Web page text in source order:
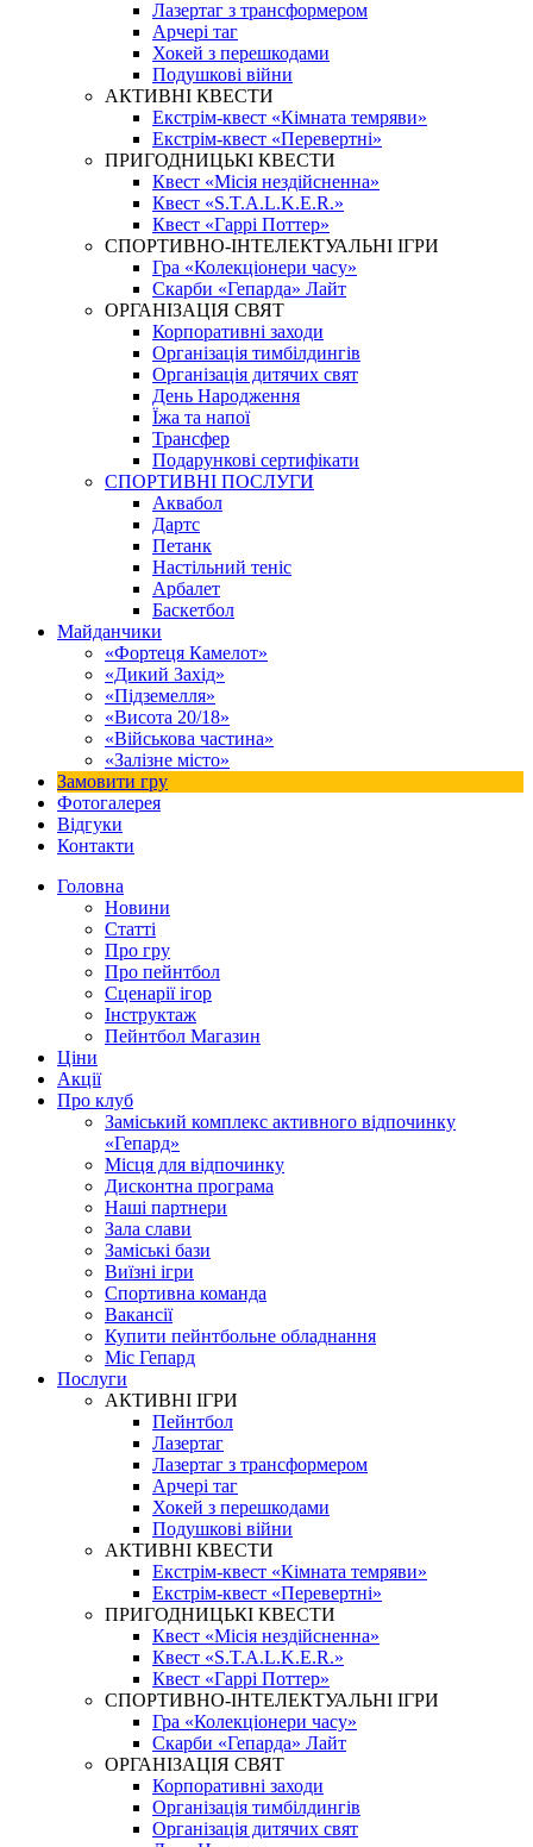
Лазертаг з трансформером
Арчері таг
Хокей з перешкодами
Подушкові війни
АКТИВНІ КВЕСТИ
Екстрім-квест «Кімната темряви»
Екстрім-квест «Перевертні»
ПРИГОДНИЦЬКІ КВЕСТИ
Квест «Місія нездійсненна»
Квест «S.T.A.L.K.E.R.»
Квест «Гаррі Поттер»
СПОРТИВНО-ІНТЕЛЕКТУАЛЬНІ ІГРИ
Гра «Колекціонери часу»
Скарби «Гепарда» Лайт
ОРГАНІЗАЦІЯ СВЯТ
Корпоративні заходи
Організація тимбілдингів
Організація дитячих свят
День Народження
Їжа та напої
Трансфер
Подарункові сертифікати
СПОРТИВНІ ПОСЛУГИ
Аквабол
Дартс
Петанк
Настільний теніс
Арбалет
Баскетбол
Майданчики
«Фортеця Камелот»
«Дикий Захід»
«Підземелля»
«Висота 20/18»
«Військова частина»
«Залізне місто»
Замовити гру
Фотогалерея
Відгуки
Контакти
Головна
Новини
Статті
Про гру
Про пейнтбол
Сценарії ігор
Інструктаж
Пейнтбол Магазин
Ціни
Акції
Про клуб
Заміський комплекс активного відпочинку
«Гепард»
Місця для відпочинку
Дисконтна програма
Наші партнери
Зала слави
Заміські бази
Виїзні ігри
Спортивна команда
Вакансії
Купити пейнтбольне обладнання
Міс Гепард
Послуги
АКТИВНІ ІГРИ
Пейнтбол
Лазертаг
Лазертаг з трансформером
Арчері таг
Хокей з перешкодами
Подушкові війни
АКТИВНІ КВЕСТИ
Екстрім-квест «Кімната темряви»
Екстрім-квест «Перевертні»
ПРИГОДНИЦЬКІ КВЕСТИ
Квест «Місія нездійсненна»
Квест «S.T.A.L.K.E.R.»
Квест «Гаррі Поттер»
СПОРТИВНО-ІНТЕЛЕКТУАЛЬНІ ІГРИ
Гра «Колекціонери часу»
Скарби «Гепарда» Лайт
ОРГАНІЗАЦІЯ СВЯТ
Корпоративні заходи
Організація тимбілдингів
Організація дитячих свят